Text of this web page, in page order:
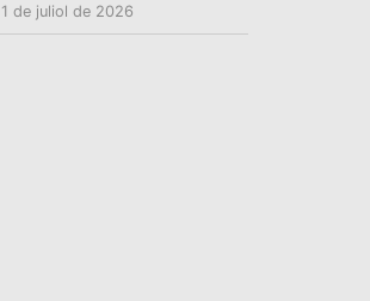
1 de juliol de 2026